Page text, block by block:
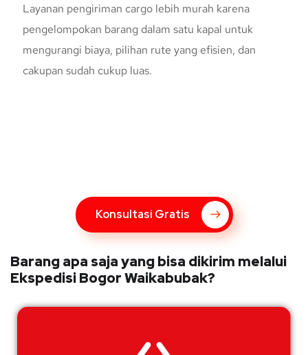
Layanan pengiriman cargo lebih murah karena
pengelompokan barang dalam satu kapal untuk
mengurangi biaya, pilihan rute yang efisien, dan
cakupan sudah cukup luas.
Konsultasi Gratis
Barang apa saja yang bisa dikirim melalui
Ekspedisi Bogor Waikabubak?